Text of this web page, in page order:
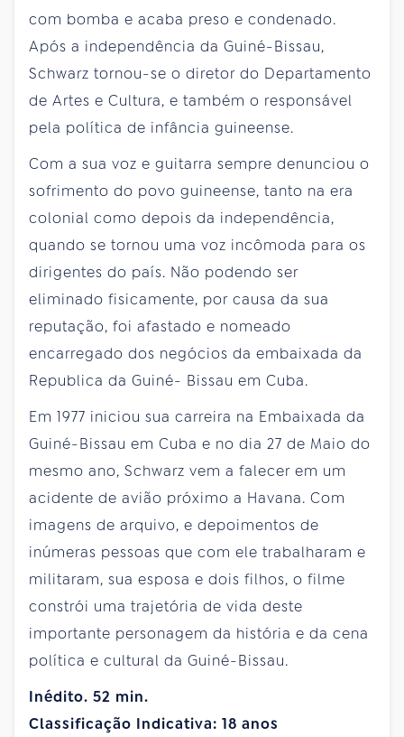
com bomba e acaba preso e condenado.
Após a independência da Guiné-Bissau,
Schwarz tornou-se o diretor do Departamento
de Artes e Cultura, e também o responsável
pela política de infância guineense.
Com a sua voz e guitarra sempre denunciou o
sofrimento do povo guineense, tanto na era
colonial como depois da independência,
quando se tornou uma voz incômoda para os
dirigentes do país. Não podendo ser
eliminado fisicamente, por causa da sua
reputação, foi afastado e nomeado
encarregado dos negócios da embaixada da
Republica da Guiné- Bissau em Cuba.
Em 1977 iniciou sua carreira na Embaixada da
Guiné-Bissau em Cuba e no dia 27 de Maio do
mesmo ano, Schwarz vem a falecer em um
acidente de avião próximo a Havana. Com
imagens de arquivo, e depoimentos de
inúmeras pessoas que com ele trabalharam e
militaram, sua esposa e dois filhos, o filme
constrói uma trajetória de vida deste
importante personagem da história e da cena
política e cultural da Guiné-Bissau.
Inédito. 52 min.
Classificação Indicativa: 18 anos